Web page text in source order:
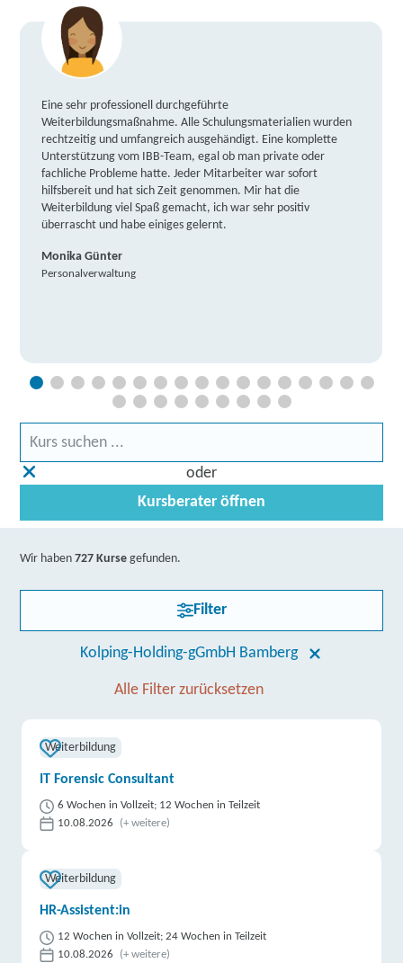
Eine sehr professionell durchgeführte
Weiterbildungsmaßnahme. Alle Schulungsmaterialien wurden
rechtzeitig und umfangreich ausgehändigt. Eine komplette
Unterstützung vom IBB-Team, egal ob man private oder
fachliche Probleme hatte. Jeder Mitarbeiter war sofort
hilfsbereit und hat sich Zeit genommen. Mir hat die
Weiterbildung viel Spaß gemacht, ich war sehr positiv
überrascht und habe einiges gelernt.
Monika Günter
Personalverwaltung
oder
Kursberater öffnen
Wir haben727 Kurse gefunden.
Filter
Kolping-Holding-gGmbH Bamberg
Alle Filter zurücksetzen
Weiterbildung
IT Forensic Consultant
6 Wochen in Vollzeit; 12 Wochen in Teilzeit
10.08.2026
(+ weitere)
Weiterbildung
HR-Assistent:in
12 Wochen in Vollzeit; 24 Wochen in Teilzeit
10.08.2026
(+ weitere)